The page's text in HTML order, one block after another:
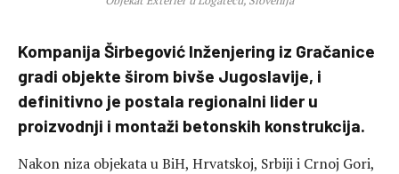
Kompanija Širbegović Inženjering iz Gračanice
gradi objekte širom bivše Jugoslavije, i
definitivno je postala regionalni lider u
proizvodnji i montaži betonskih konstrukcija.
Nakon niza objekata u BiH, Hrvatskoj, Srbiji i Crnoj Gori,